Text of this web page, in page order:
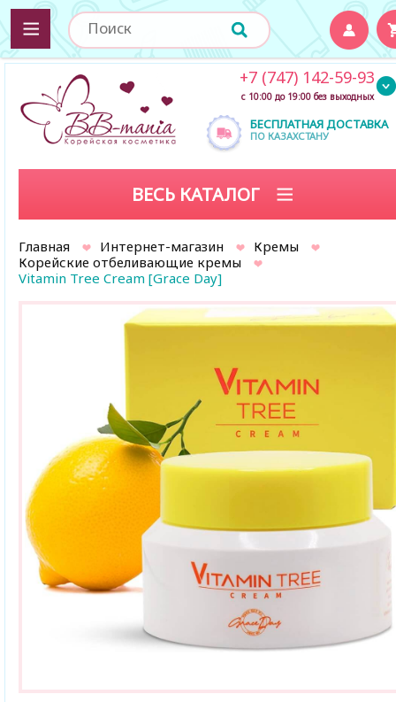
БЕСПЛАТНАЯ ДОСТАВКА
ПО КАЗАХСТАНУ
+7 (747) 142-59-93
с 10:00 до 19:00 без выходных
ВЕСЬ КАТАЛОГ
Главная Интернет-магазин
Кремы
Корейские отбеливающие кремы
Vitamin Tree Cream [Grace Day]